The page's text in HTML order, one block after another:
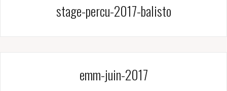
stage-percu-2017-balisto
emm-juin-2017